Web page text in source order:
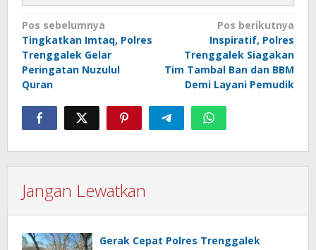
Navigasi
pos
Pos sebelumnya
Tingkatkan Imtaq, Polres
Trenggalek Gelar
Peringatan Nuzulul
Quran
Pos berikutnya
Inspiratif, Polres
Trenggalek Siagakan
Tim Tambal Ban dan BBM
Demi Layani Pemudik
Jangan Lewatkan
Gerak Cepat Polres Trenggalek